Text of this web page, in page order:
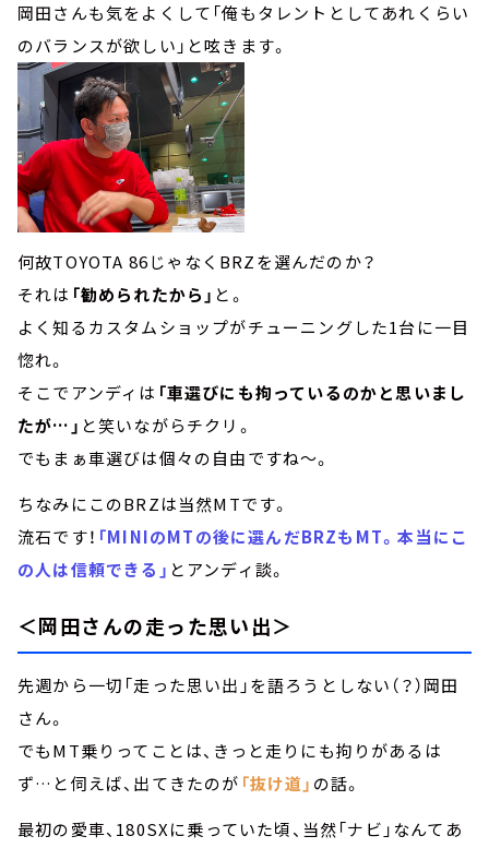
岡田さんも気をよくして「俺もタレントとしてあれくらい
のバランスが欲しい」と呟きます。
何故TOYOTA 86じゃなくBRZを選んだのか？
それは 「勧められたから」 と。
よく知るカスタムショップがチューニングした1台に一目
惚れ。
そこでアンディは 「車選びにも拘っているのかと思いまし
たが…」 と笑いながらチクリ。
でもまぁ車選びは個々の自由ですね～。
ちなみにこのBRZは当然MTです。
流石です！ 「MINIのMTの後に選んだBRZもMT。本当にこ
の人は信頼できる」 とアンディ談。
＜岡田さんの走った思い出＞
先週から一切「走った思い出」を語ろうとしない（？）岡田
さん。
でもMT乗りってことは、きっと走りにも拘りがあるは
ず…と伺えば、出てきたのが 「抜け道」 の話。
最初の愛車、180SXに乗っていた頃、当然「ナビ」なんてあ